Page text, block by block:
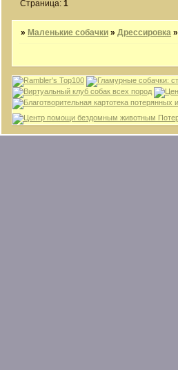
Страница:1
» Маленькие собачки »Дрессировка »